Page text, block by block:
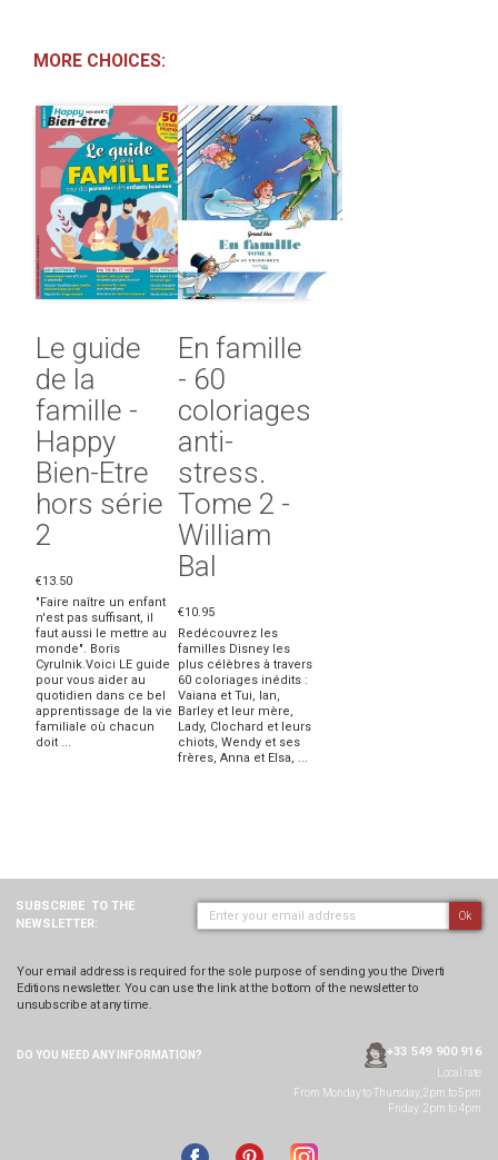
MORE CHOICES:
Le guide
de la
famille -
Happy
Bien-Etre
hors série
2
€13.50
"Faire naître un enfant
n'est pas suffisant, il
faut aussi le mettre au
monde". Boris
Cyrulnik.Voici LE guide
pour vous aider au
quotidien dans ce bel
apprentissage de la vie
familiale où chacun
doit ...
En famille
- 60
coloriages
anti-
stress.
Tome 2 -
William
Bal
€10.95
Redécouvrez les
familles Disney les
plus célèbres à travers
60 coloriages inédits :
Vaiana et Tui, lan,
Barley et leur mère,
Lady, Clochard et leurs
chiots, Wendy et ses
frères, Anna et Elsa, ...
SUBSCRIBE TO THE
NEWSLETTER:
Ok
Your email address is required for the sole purpose of sending you the Diverti
Editions newsletter. You can use the link at the bottom of the newsletter to
unsubscribe at any time.
DO YOU NEED ANY INFORMATION? +33 549 900 916
Local rate
From Monday to Thursday, 2pm to 5pm
Friday: 2pm to 4pm